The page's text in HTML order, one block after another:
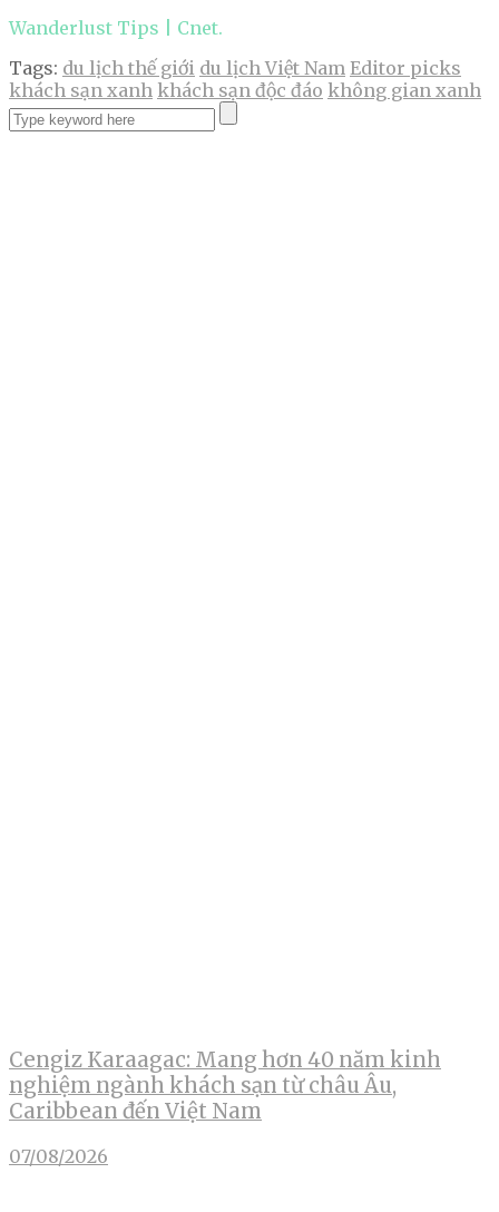
Wanderlust Tips | Cnet.
Tags: du lịch thế giới du lịch Việt Nam Editor picks
khách sạn xanh khách sạn độc đáo không gian xanh
Cengiz Karaagac: Mang hơn 40 năm kinh
nghiệm ngành khách sạn từ châu Âu,
Caribbean đến Việt Nam
07/08/2026